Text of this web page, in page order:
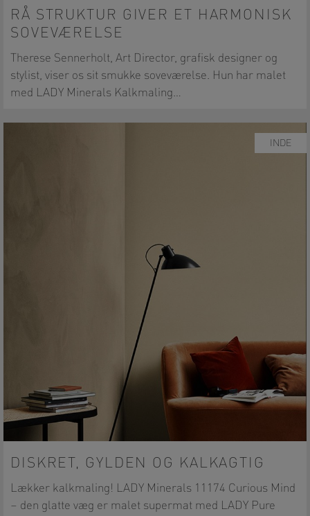
RÅ STRUKTUR GIVER ET HARMONISK
SOVEVÆRELSE
Therese Sennerholt, Art Director, grafisk designer og
stylist, viser os sit smukke soveværelse. Hun har malet
med LADY Minerals Kalkmaling…
INDE
DISKRET, GYLDEN OG KALKAGTIG
Lækker kalkmaling! LADY Minerals 11174 Curious Mind
– den glatte væg er malet supermat med LADY Pure